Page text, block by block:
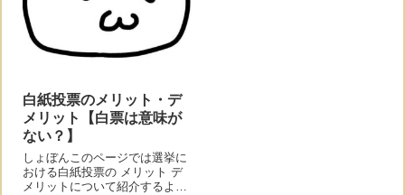
白紙投票のメリット・デ
メリット【白票は意味が
ない？】
しょぼんこのページでは選挙に
おける白紙投票の メリット デ
メリットについて紹介するよ。